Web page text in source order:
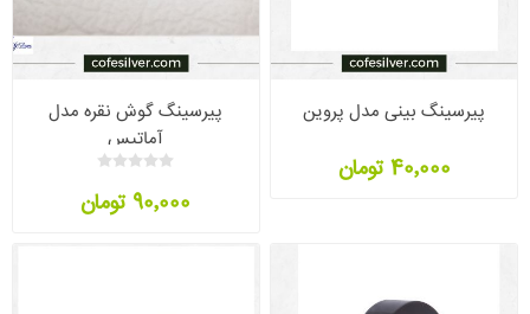
پیرسینگ بینی مدل پروین
40٬000 تومان
پیرسینگ گوش نقره مدل
آماتیس
90٬000 تومان